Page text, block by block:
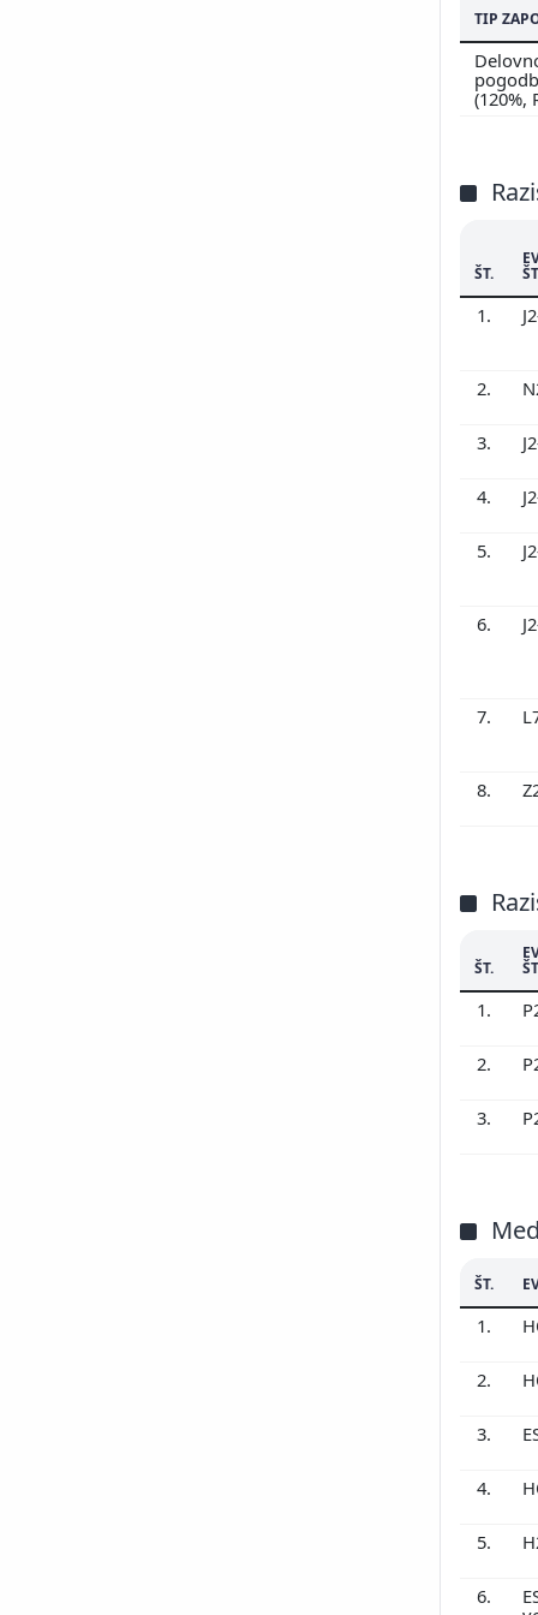
TIP
(120%,
ŠT.
1.
2.
3.
4.
5.
6.
7.
8.
ŠT.
1.
2.
3.
ŠT.
1.
2.
3.
4.
5.
6.